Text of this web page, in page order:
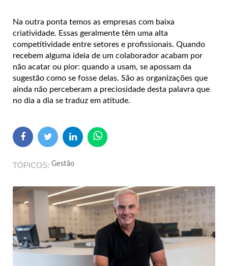
Na outra ponta temos as empresas com baixa
criatividade. Essas geralmente têm uma alta
competitividade entre setores e profissionais. Quando
recebem alguma ideia de um colaborador acabam por
não acatar ou pior: quando a usam, se apossam da
sugestão como se fosse delas. São as organizações que
ainda não perceberam a preciosidade desta palavra que
no dia a dia se traduz em atitude.
TÓPICOS Gestão